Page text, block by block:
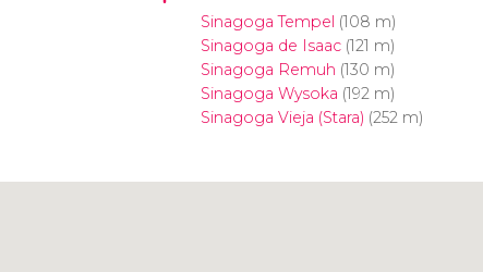
Sinagoga Tempel (108 m)
Sinagoga de Isaac(121 m)
Sinagoga Remuh (130 m)
Sinagoga Wysoka (192 m)
Sinagoga Vieja (Stara) (252 m)